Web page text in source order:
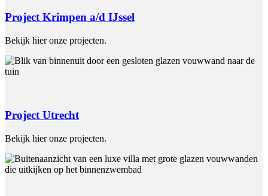
Project Krimpen a/d IJssel
Bekijk hier onze projecten.
Project Utrecht
Bekijk hier onze projecten.